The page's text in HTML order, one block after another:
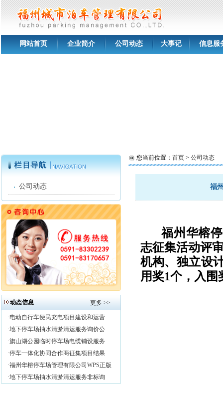
网站首页 企业简介 公司动态 大事记 信息服
公司动态
动态信息 更多 >>
·电动自行车便民充电项目建设和运营
·地下停车场抽水清淤清运服务询价公
·旗山湖公园临时停车场电缆铺设服务
·停车一体化协同合作商征集项目结果
·福州华榕停车场管理有限公司WPS正版
·地下停车场抽水清淤清运服务非标询
您当前位置： 首页 > 公司动态
福
福州华榕
志征集活动评
机构、独立设
用奖1个，入